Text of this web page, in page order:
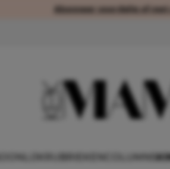
Abonneer voordelig of met